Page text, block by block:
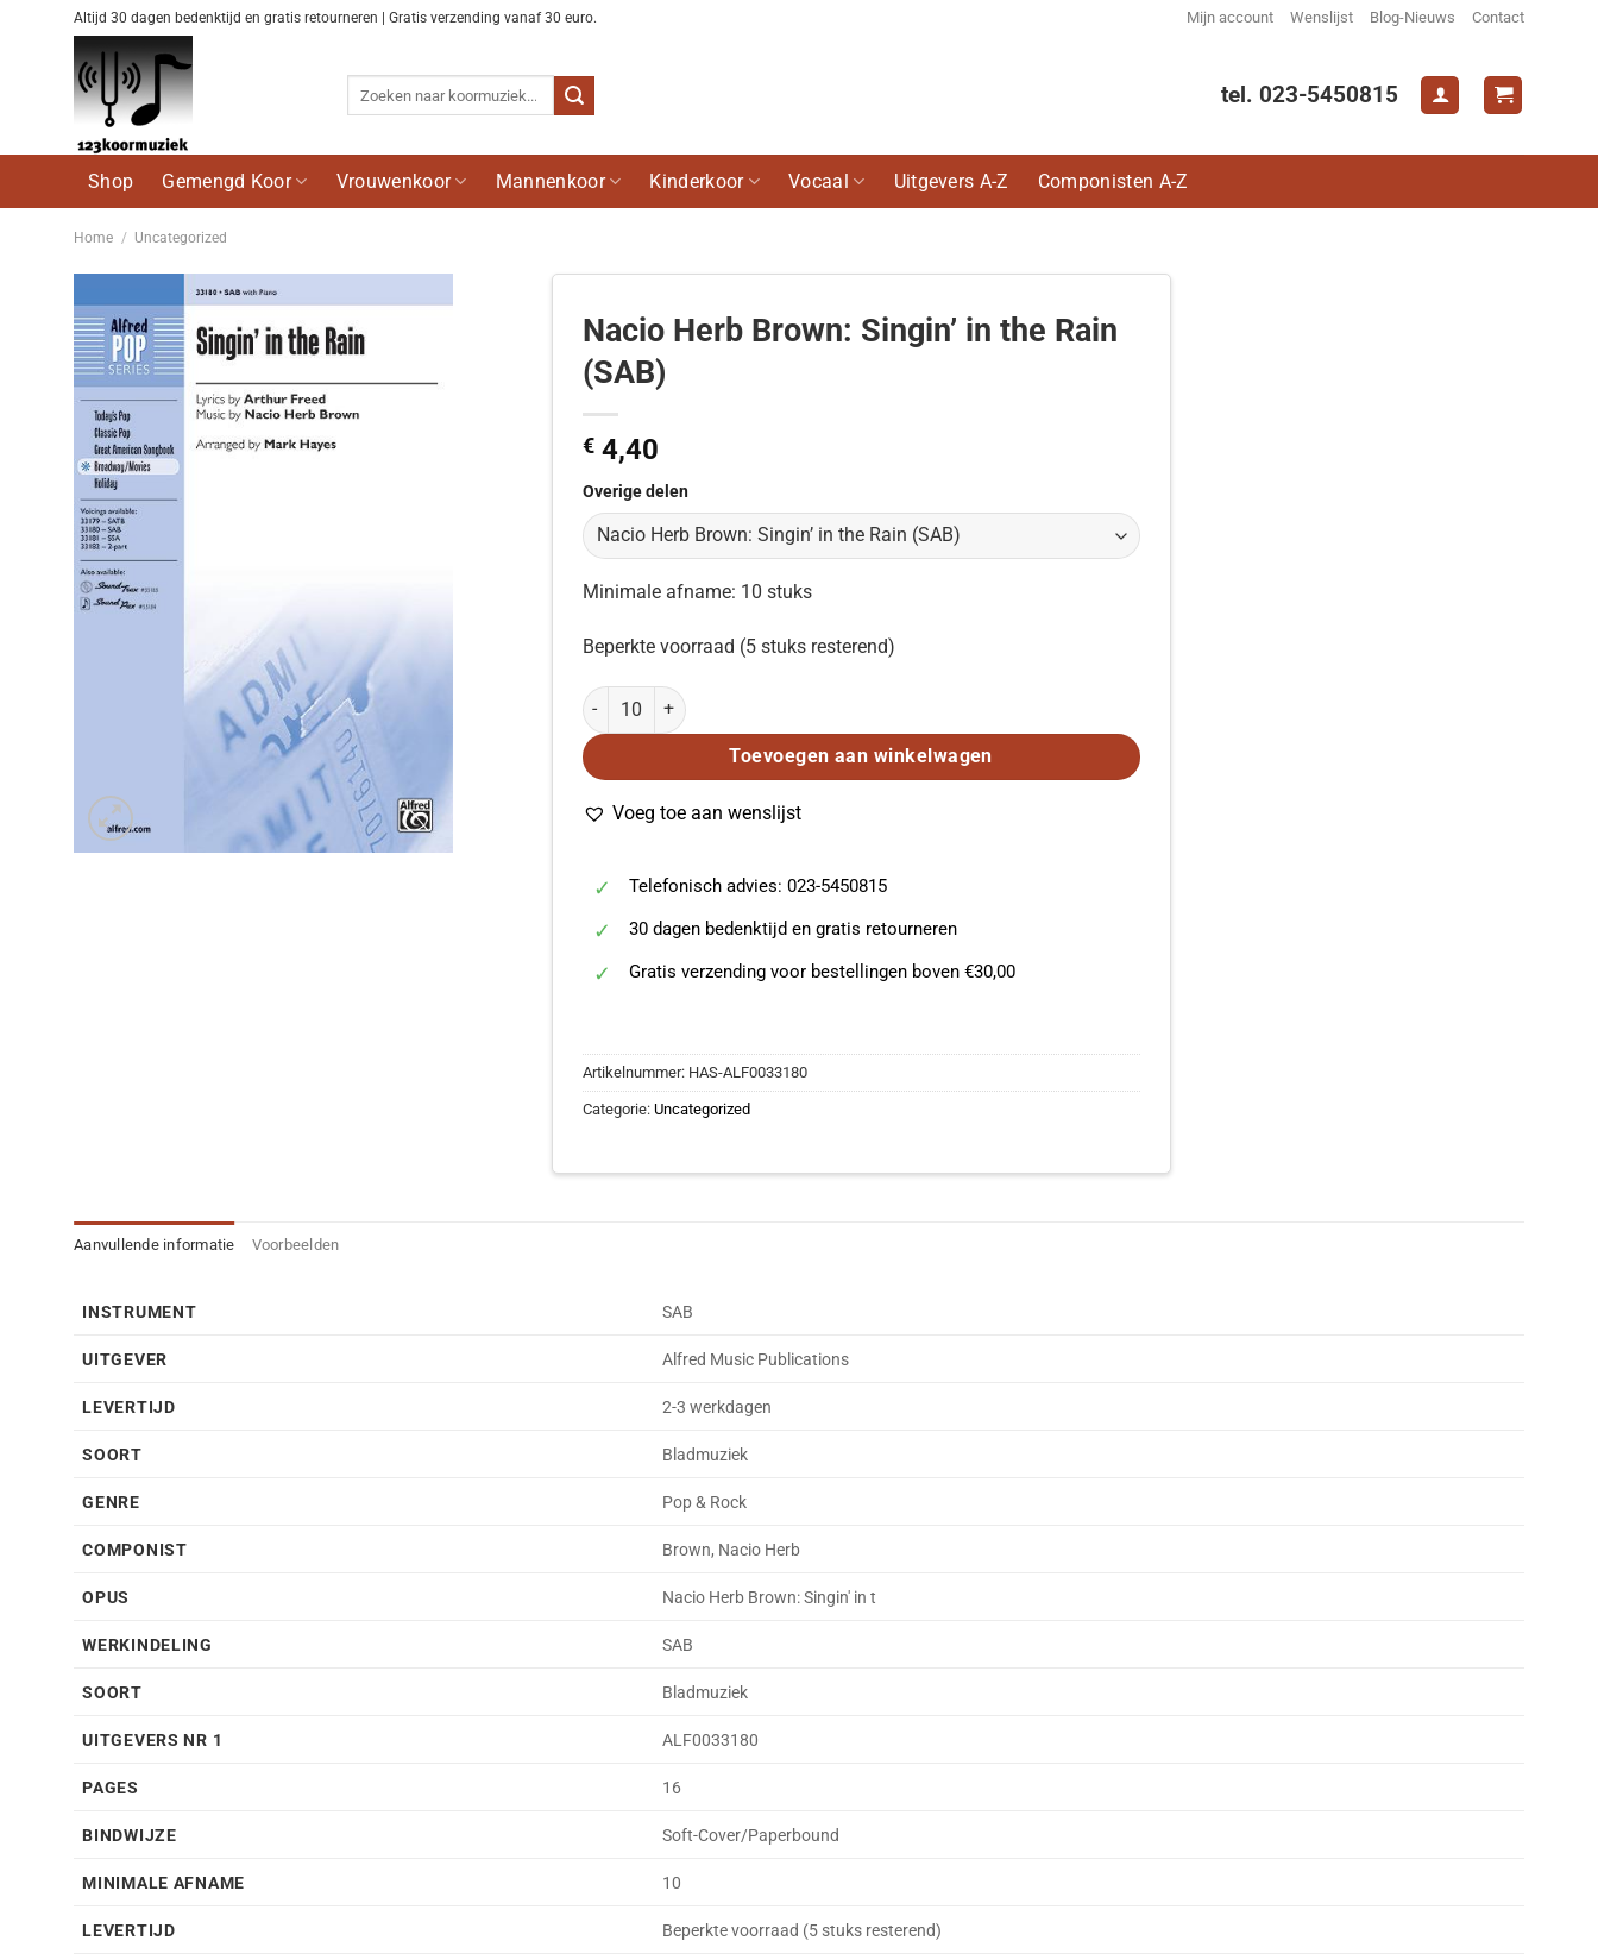
Altijd 30 dagen bedenktijd en gratis retourneren | Gratis verzending vanaf 30 euro. Mijn account Wenslijst Blog-Nieuws Contact
tel. 023-5450815
Shop Gemengd Koor Vrouwenkoor Mannenkoor Kinderkoor Vocaal Uitgevers A-Z Componisten A-Z
Home / Uncategorized
Nacio Herb Brown: Singin’ in the Rain
(SAB)
€4,40
Overige delen
Minimale afname: 10 stuks
Beperkte voorraad (5 stuks resterend)
Nacio Herb Brown: Singin' in the Rain (SAB) aantal
Toevoegen aan winkelwagen
Voeg toe aan wenslijst
Telefonisch advies: 023-5450815
30 dagen bedenktijd en gratis retourneren
Gratis verzending voor bestellingen boven €30,00
Artikelnummer: HAS-ALF0033180
Categorie: Uncategorized
Aanvullende informatie Voorbeelden
INSTRUMENT SAB
UITGEVER Alfred Music Publications
LEVERTIJD 2-3 werkdagen
SOORT Bladmuziek
GENRE Pop & Rock
COMPONIST Brown, Nacio Herb
OPUS Nacio Herb Brown: Singin' in t
WERKINDELING SAB
SOORT Bladmuziek
UITGEVERS NR 1 ALF0033180
PAGES 16
BINDWIJZE Soft-Cover/Paperbound
MINIMALE AFNAME 10
LEVERTIJD Beperkte voorraad (5 stuks resterend)